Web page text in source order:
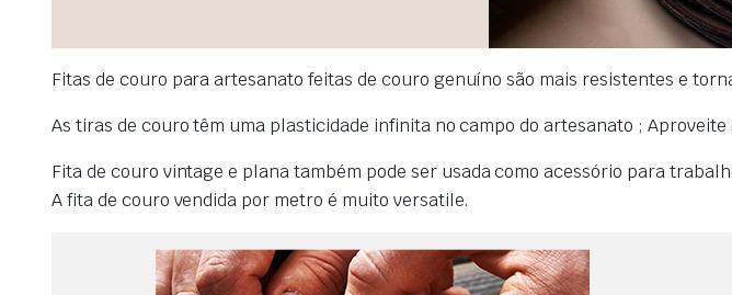
Fitas de couro para artesanato feitas de couro genuíno são mais resistentes e
As tiras de couro têm uma plasticidade infinita no campo do artesanato ;
Fita de couro vintage e plana também pode ser usada como acessório para
A fita de couro vendida por metro é muito versatile.